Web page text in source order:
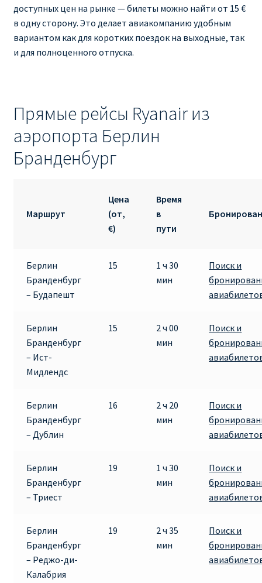
Ryanair Россия
RYANAIR ТЕЛЬ-АВИВ, ЭЙЛАТ, ИЗРАИЛЬ
Ryanair Україна из Киева, Одессы, Львова, Харькова,
Херсона от € 15
RYANAIR.COM НА РУССКОМ – кнфтфшкюсщь
АВИАБИЛЕТЫ RYANAIR ОТ € 12
АВИАБИЛЕТЫ ХЕЛЬСИНКИ МИЛАН
Акции RYANAIR из Вильнюса
Акции RYANAIR из Каунаса
Барселона
БРОНИРОВАНИЕ
БИЛЕТЫ RYANAIR НА ЗАВТРА КУПИТЬ ОНЛАЙН
ДЕШЕВЫЕ АВИАБИЛЕТЫ В БАРСЕЛОНУ
ДЕШЕВЫЕ АВИАБИЛЕТЫ В БЕРЛИН
доступных цен на рынке — билеты можно найти от 15 €
в одну сторону. Это делает авиакомпанию удобным
вариантом как для коротких поездок на выходные, так
и для полноценного отпуска.
Прямые рейсы Ryanair из
аэропорта Берлин
Бранденбург
Маршрут
Цена
(от,
€)
Время
в
пути
Берлин
Бранденбург
– Будапешт
15
1 ч 30
мин
Поиск и
Берлин
Бранденбург
– Ист-
Мидлендс
15
2 ч 00
мин
Поиск и
Берлин
Бранденбург
– Дублин
16
2 ч 20
мин
Поиск и
Берлин
Бранденбург
– Триест
19
1 ч 30
мин
Поиск и
Берлин
Бранденбург
– Реджо-ди-
Калабрия
19
2 ч 35
мин
Поиск и